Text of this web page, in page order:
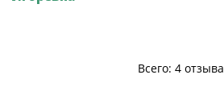
Всего: 4 отзыва